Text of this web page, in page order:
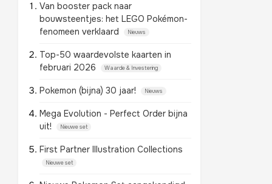
Van booster pack naar
bouwsteentjes: het LEGO Pokémon-
fenomeen verklaard
Nieuws
Top-50 waardevolste kaarten in
februari 2026
Waarde & Investering
Pokemon (bijna) 30 jaar! Nieuws
Mega Evolution - Perfect Order bijna
uit!
Nieuwe set
First Partner Illustration Collections
Nieuwe set